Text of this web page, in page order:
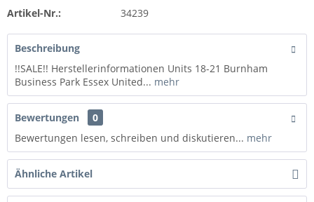
Artikel-Nr.: 34239
Beschreibung
!!SALE!! Herstellerinformationen Units 18-21 Burnham
Business Park Essex United... mehr
Bewertungen
0
Bewertungen lesen, schreiben und diskutieren... mehr
Ähnliche Artikel